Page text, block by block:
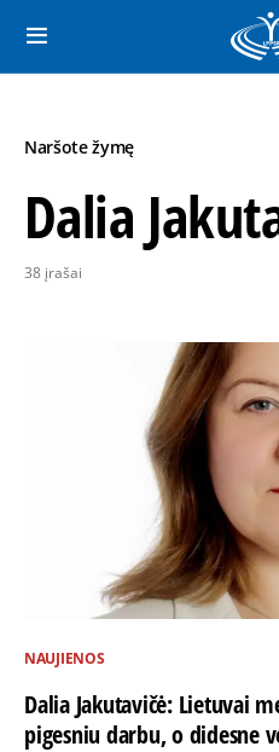
Naršote žymę
Dalia
38 įrašai
NAUJIENOS
Dalia Jakutavičė: Lietuvai
pigesniu darbu, o didesne